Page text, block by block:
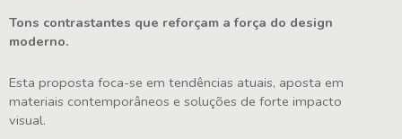
Tons contrastantes que reforçam a força do design
moderno.
Esta proposta foca-se em tendências atuais, aposta em
materiais contemporâneos e soluções de forte impacto
visual.